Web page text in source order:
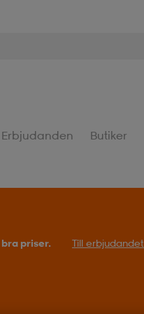
Erbjudanden Butiker
priser. Till erbjudandet